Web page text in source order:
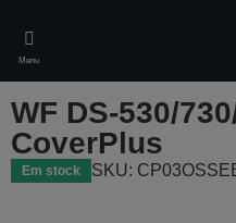
main
content
Menu
WF DS-530/
CoverPlus
Em stock SKU: